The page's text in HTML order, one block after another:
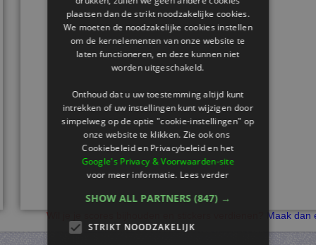
Wil je je scores bijhouden en stickers verdienen? Maak dan
plaatsen dan de strikt noodzakelijke cookies.
We moeten de noodzakelijke cookies instellen
om de kernelementen van onze website te
laten functioneren, en deze kunnen niet
worden uitgeschakeld.
Onthoud dat u uw toestemming altijd kunt
intrekken of uw instellingen kunt wijzigen door
simpelweg op de optie "cookie-instellingen" op
onze website te klikken. Zie ook ons ​​
Cookiebeleid en Privacybeleid en het
Google's Privacy & Voorwaarden-site
voor meer informatie.Lees verder
SHOW ALL PARTNERS (847) →
STRIKT NOODZAKELIJK